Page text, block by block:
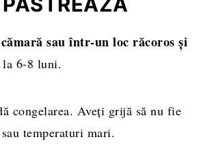
cămară sau într-un loc răcoros și
la 6-8 luni.
congelarea. Aveți grijă să nu fie
temperaturi mari.